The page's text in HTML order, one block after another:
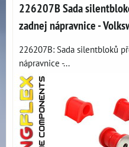
226207B Sada
zadnej nápravnice -
226207B: Sada silentbloků
nápravnice -...